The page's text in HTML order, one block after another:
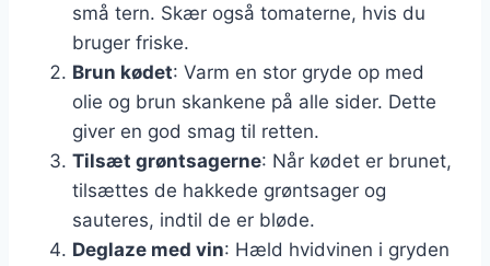
små tern. Skær også tomaterne, hvis du
bruger friske.
Brun kødet: Varm en stor gryde op med
olie og brun skankene på alle sider. Dette
giver en god smag til retten.
Tilsæt grøntsagerne: Når kødet er brunet,
tilsættes de hakkede grøntsager og
sauteres, indtil de er bløde.
Deglaze med vin: Hæld hvidvinen i gryden